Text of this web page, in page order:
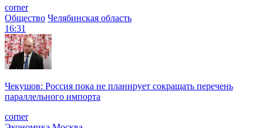
corner
Общество Челябинская область
16:31
Чекушов: Россия пока не планирует сокращать перечень
параллельного импорта
corner